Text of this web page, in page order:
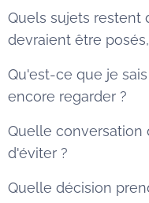
Quels sujets restent
devraient être
Qu'est-ce que je
encore regarder ?
Quelle conversation
d'éviter ?
Quelle décision